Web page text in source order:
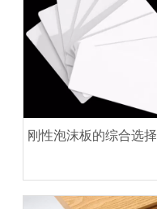
刚性泡沫板的综合选择